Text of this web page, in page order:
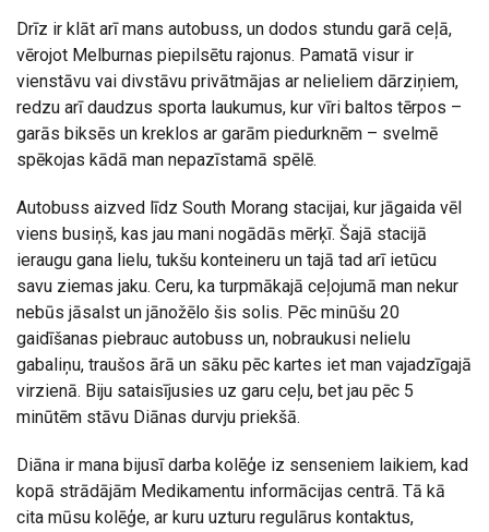
Drīz ir klāt arī mans autobuss, un dodos stundu garā ceļā,
vērojot Melburnas piepilsētu rajonus. Pamatā visur ir
vienstāvu vai divstāvu privātmājas ar nelieliem dārziņiem,
redzu arī daudzus sporta laukumus, kur vīri baltos tērpos –
garās biksēs un kreklos ar garām piedurknēm – svelmē
spēkojas kādā man nepazīstamā spēlē.
Autobuss aizved līdz South Morang stacijai, kur jāgaida vēl
viens busiņš, kas jau mani nogādās mērķī. Šajā stacijā
ieraugu gana lielu, tukšu konteineru un tajā tad arī ietūcu
savu ziemas jaku. Ceru, ka turpmākajā ceļojumā man nekur
nebūs jāsalst un jānožēlo šis solis. Pēc minūšu 20
gaidīšanas piebrauc autobuss un, nobraukusi nelielu
gabaliņu, traušos ārā un sāku pēc kartes iet man vajadzīgajā
virzienā. Biju sataisījusies uz garu ceļu, bet jau pēc 5
minūtēm stāvu Diānas durvju priekšā.
Diāna ir mana bijusī darba kolēģe iz senseniem laikiem, kad
kopā strādājām Medikamentu informācijas centrā. Tā kā
cita mūsu kolēģe, ar kuru uzturu regulārus kontaktus,